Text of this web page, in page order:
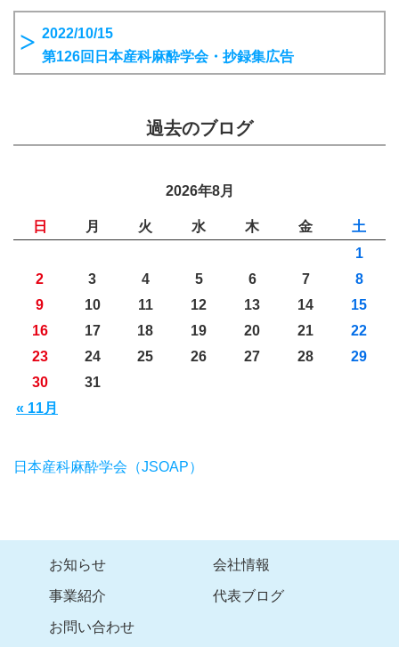
2022/10/15
第126回日本産科麻酔学会・抄録集広告
過去のブログ
2026年8月
日 月 火 水 木 金 土
« 11月
1
2
3 4 5 6 7
8
9
10 11 12 13 14
15
16
17 18 19 20 21
22
23
24 25 26 27 28
29
30
31
日本産科麻酔学会（JSOAP）
お知らせ 会社情報
事業紹介 代表ブログ
お問い合わせ